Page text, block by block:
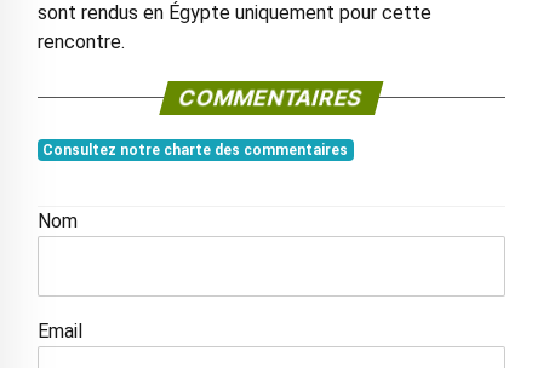
sont rendus en Égypte uniquement pour cette
rencontre.
COMMENTAIRES
Consultez notre charte des commentaires
Nom
Email